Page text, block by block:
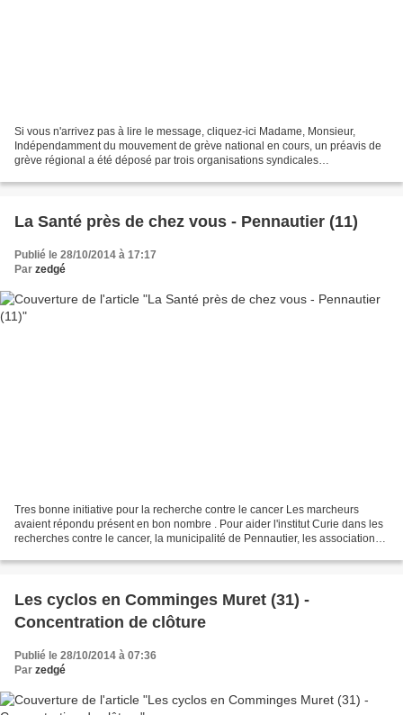
Si vous n'arrivez pas à lire le message, cliquez-ici Madame, Monsieur,
Indépendamment du mouvement de grève national en cours, un préavis de
grève régional a été déposé par trois organisations syndicales
La Santé près de chez vous - Pennautier (11)
Publié le 28/10/2014 à 17:17
Par zedgé
Tres bonne initiative pour la recherche contre le cancer Les marcheurs
avaient répondu présent en bon nombre . Pour aider l'institut Curie dans les
recherches contre le cancer, la municipalité de Pennautier, les associations
Les cyclos en Comminges Muret (31) -
Concentration de clôture
Publié le 28/10/2014 à 07:36
Par zedgé